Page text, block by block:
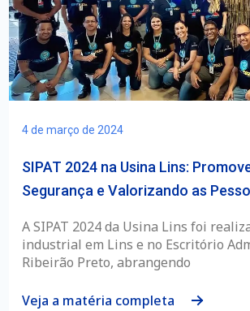
SIPAT 2024 na Usina Lins:
Segurança e Valorizando as
4 de março de 2024
A SIPAT 2024 da Usina Lins foi
industrial em Lins e no Escritório
Ribeirão Preto, abrangendo
Veja a matéria completa